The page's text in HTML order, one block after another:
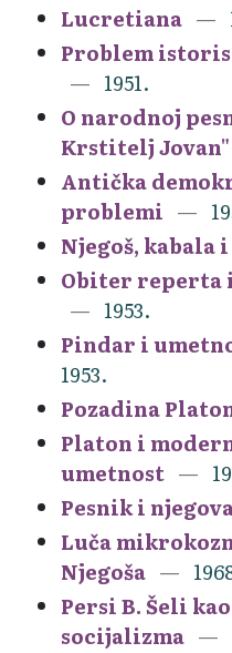
Lucretiana
Problem
1951.
O narodnoj
Krstitelj Jovan"
Antička
problemi
Njegoš, kabala
Obiter reperta
1953.
Pindar i
1953.
Pozadina
Platon i
umetnost
Pesnik i
Luča
Njegoša
Persi B. Šeli
socijalizma